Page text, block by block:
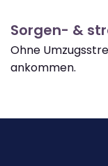
Sorgen- &
Ohne
ankommen.